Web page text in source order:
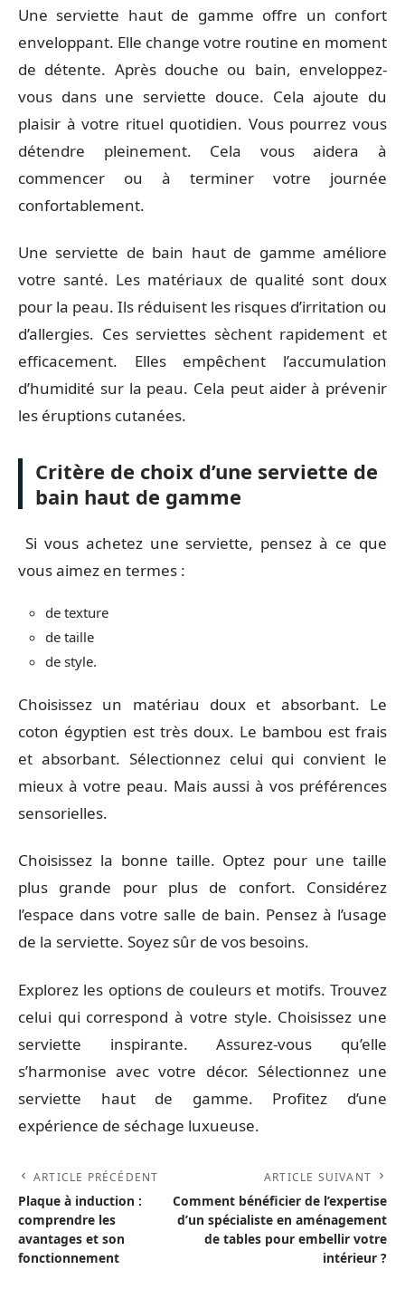
Une serviette haut de gamme offre un confort
enveloppant. Elle change votre routine en moment
de détente. Après douche ou bain, enveloppez-
vous dans une serviette douce. Cela ajoute du
plaisir à votre rituel quotidien. Vous pourrez vous
détendre pleinement. Cela vous aidera à
commencer ou à terminer votre journée
confortablement.
Une serviette de bain haut de gamme améliore
votre santé. Les matériaux de qualité sont doux
pour la peau. Ils réduisent les risques d’irritation ou
d’allergies. Ces serviettes sèchent rapidement et
efficacement. Elles empêchent l’accumulation
d’humidité sur la peau. Cela peut aider à prévenir
les éruptions cutanées.
Critère de choix d’une serviette de
bain haut de gamme
Si vous achetez une serviette, pensez à ce que
vous aimez en termes :
de texture
de taille
de style.
Choisissez un matériau doux et absorbant. Le
coton égyptien est très doux. Le bambou est frais
et absorbant. Sélectionnez celui qui convient le
mieux à votre peau. Mais aussi à vos préférences
sensorielles.
Choisissez la bonne taille. Optez pour une taille
plus grande pour plus de confort. Considérez
l’espace dans votre salle de bain. Pensez à l’usage
de la serviette. Soyez sûr de vos besoins.
Explorez les options de couleurs et motifs. Trouvez
celui qui correspond à votre style. Choisissez une
serviette inspirante. Assurez-vous qu’elle
s’harmonise avec votre décor. Sélectionnez une
serviette haut de gamme. Profitez d’une
expérience de séchage luxueuse.
ARTICLE PRÉCÉDENT
Plaque à induction :
comprendre les
avantages et son
fonctionnement
ARTICLE SUIVANT
Comment bénéficier de l’expertise
d’un spécialiste en aménagement
de tables pour embellir votre
intérieur ?